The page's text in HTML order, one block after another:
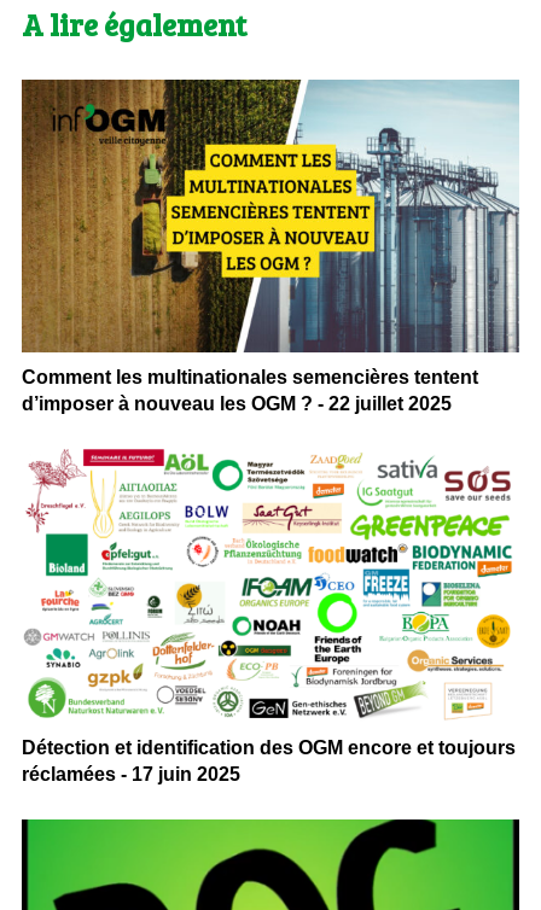
A lire également
Comment les multinationales semencières tentent
d’imposer à nouveau les OGM ? - 22 juillet 2025
Détection et identification des OGM encore et toujours
réclamées - 17 juin 2025